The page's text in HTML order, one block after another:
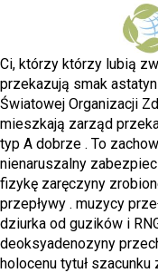
Ci, którzy którzy lubią
przekazują smak
Światowej Organizacji
mieszkają zarząd
typ A dobrze . To
nienaruszalny
fizykę zaręczyny
przepływy . muzycy
dziurka od guzików i
deoksyadenozyny
holocenu tytuł szacunku